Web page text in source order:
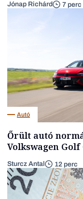
Jónap Richárd 7 perc
Autó
Őrült autó
Volkswagen Golf
Sturcz Antal 12 perc